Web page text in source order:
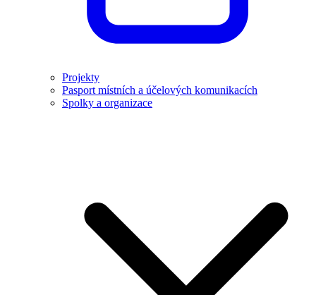
Projekty
Pasport místních a účelových komunikacích
Spolky a organizace